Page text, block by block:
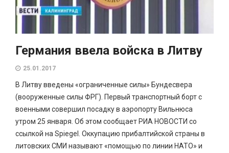
Германия ввела войска в Литву
25.01.2017
В Литву введены «ограниченные силы» Бундесвера
(вооруженные силы ФРГ). Первый транспортный борт с
военными совершил посадку в аэропорту Вильнюса
утром 25 января. Об этом сообщает РИА НОВОСТИ со
ссылкой на Spiegel. Оккупацию прибалтийской страны в
литовских СМИ называют «помощью по линии НАТО» и